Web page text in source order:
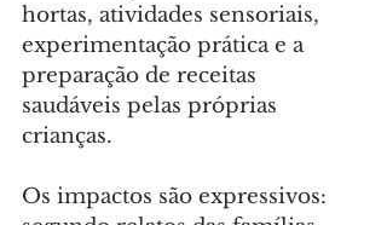
hortas, atividades sensoriais,
experimentação prática e a
preparação de receitas
saudáveis pelas próprias
crianças.
Os impactos são expressivos: